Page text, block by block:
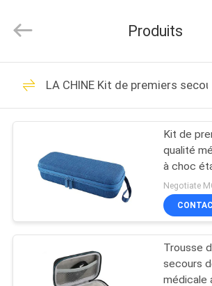
MAISON
PRODUITS
SUJET
NOUS
VISITE
Limited.
Developed
EVA Hard
EVA Storage
Produits
LA CHINE Kit de premiers
Kit de
qualité
à choc
étui
fermeture
maillage
Negotiate
Trousse
secours
médicale